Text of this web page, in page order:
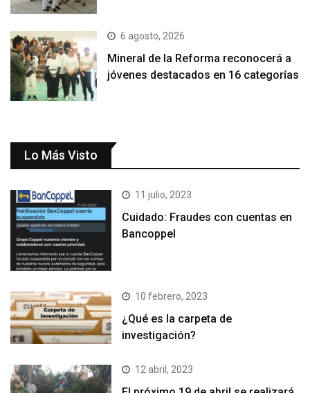
6 agosto, 2026
Mineral de la Reforma reconocerá a
jóvenes destacados en 16 categorías
Lo Más Visto
11 julio, 2023
Cuidado: Fraudes con cuentas en
Bancoppel
10 febrero, 2023
¿Qué es la carpeta de
investigación?
12 abril, 2023